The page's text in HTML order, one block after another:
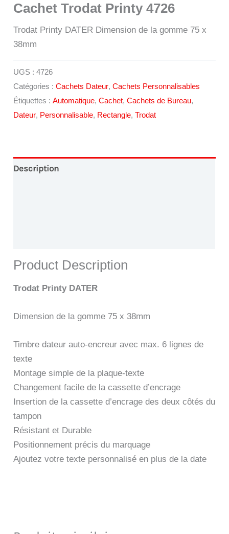
Cachet Trodat Printy 4726
Trodat Printy DATER Dimension de la gomme 75 x
38mm
UGS :4726
Catégories :Cachets Dateur,Cachets Personnalisables
Étiquettes :Automatique,Cachet,Cachets de Bureau,
Dateur, Personnalisable, Rectangle,Trodat
Description
Product Description
Trodat Printy DATER
Dimension de la gomme 75 x 38mm
Timbre dateur auto-encreur avec max. 6 lignes de
texte
Montage simple de la plaque-texte
Changement facile de la cassette d’encrage
Insertion de la cassette d’encrage des deux côtés du
tampon
Résistant et Durable
Positionnement précis du marquage
Ajoutez votre texte personnalisé en plus de la date